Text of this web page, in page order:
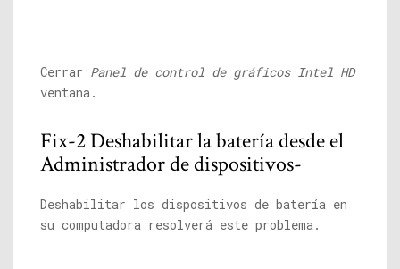
Cerrar Panel de control de gráficos Intel HD
ventana.
Fix-2 Deshabilitar la batería desde el
Administrador de dispositivos-
Deshabilitar los dispositivos de batería en
su computadora resolverá este problema.